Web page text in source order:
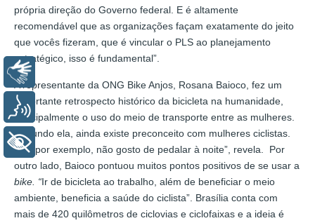
própria direção do Governo federal. E é altamente
recomendável que as organizações façam exatamente do jeito
que vocês fizeram, que é vincular o PLS ao planejamento
estratégico, isso é fundamental”.
A representante da ONG Bike Anjos, Rosana Baioco, fez um
importante retrospecto histórico da bicicleta na humanidade,
principalmente o uso do meio de transporte entre as mulheres.
Segundo ela, ainda existe preconceito com mulheres ciclistas.
“Eu, por exemplo, não gosto de pedalar à noite”, revela. Por
outro lado, Baioco pontuou muitos pontos positivos de se usar a
bike. “Ir de bicicleta ao trabalho, além de beneficiar o meio
ambiente, beneficia a saúde do ciclista”. Brasília conta com
mais de 420 quilômetros de ciclovias e ciclofaixas e a ideia é
Voz
+ Acessibilidade